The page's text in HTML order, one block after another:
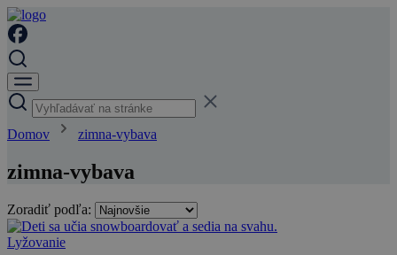
Domov zimna-vybava
zimna-vybava
Zoradiť podľa:
Lyžovanie